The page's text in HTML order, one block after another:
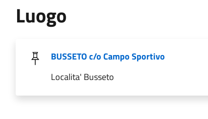
Luogo
BUSSETO c/o Campo Sportivo
Localita' Busseto